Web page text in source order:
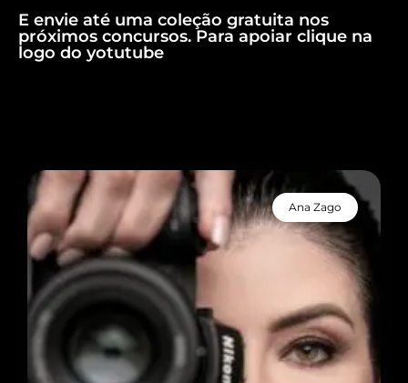
E envie até uma coleção gratuita nos
próximos concursos. Para apoiar clique na
logo do yotutube
Ana Zago